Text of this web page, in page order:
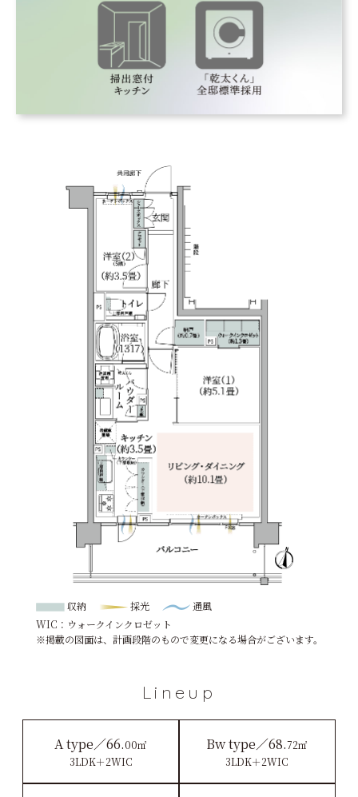
収納 採光
通風
WIC：ウォークインクロゼット
※掲載の図面は、計画段階のもので変更になる場合がございます。
Lineup
A type／66.00㎡
3LDK＋2WIC
Bw type／68.72㎡
3LDK＋2WIC